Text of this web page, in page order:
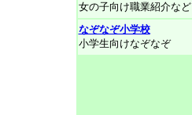
女の子向け職業紹介など
なぞなぞ小学校
小学生向けなぞなぞ